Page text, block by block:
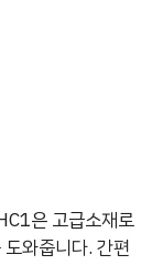
은 고급소재로
와줍니다. 간편